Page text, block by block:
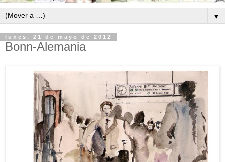
▼
lunes, 21 de mayo de 2012
Bonn-Alemania